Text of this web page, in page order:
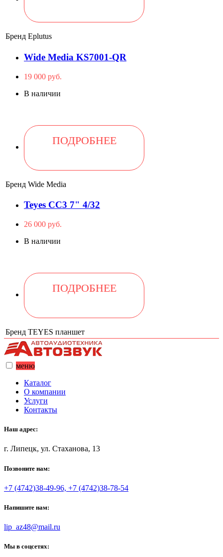
Бренд Eplutus
Wide Media KS7001-QR
19 000 руб.
В наличии
ПОДРОБНЕЕ
Бренд Wide Media
Teyes CC3 7" 4/32
26 000 руб.
В наличии
ПОДРОБНЕЕ
Бренд TEYES планшет
меню
Каталог
О компании
Услуги
Контакты
Наш адрес:
г. Липецк, ул. Стаханова, 13
Позвоните нам:
+7 (4742)38-49-96, +7 (4742)38-78-54
Напишите нам:
lip_az48@mail.ru
Мы в соцсетях: